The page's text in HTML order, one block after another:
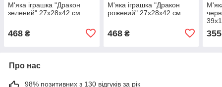
М'яка іграшка "Дракон
зелений" 27х28х42 см
468 ₴
М'яка іграшка "Дракон
рожевий" 27х28х42 см
468₴ 355
Про нас
98% позитивних з 130 відгуків за рік